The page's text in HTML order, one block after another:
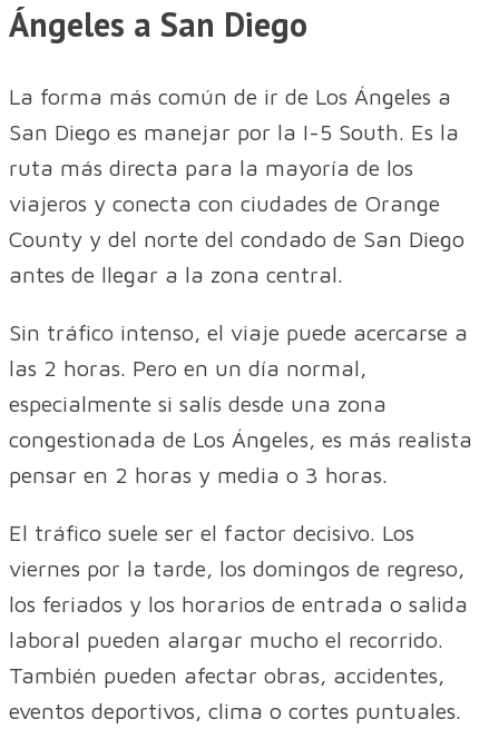
Ángeles a San Diego
La forma más común de ir de Los Ángeles a
San Diego es manejar por la I-5 South. Es la
ruta más directa para la mayoría de los
viajeros y conecta con ciudades de Orange
County y del norte del condado de San Diego
antes de llegar a la zona central.
Sin tráfico intenso, el viaje puede acercarse a
las 2 horas. Pero en un día normal,
especialmente si salís desde una zona
congestionada de Los Ángeles, es más realista
pensar en 2 horas y media o 3 horas.
El tráfico suele ser el factor decisivo. Los
viernes por la tarde, los domingos de regreso,
los feriados y los horarios de entrada o salida
laboral pueden alargar mucho el recorrido.
También pueden afectar obras, accidentes,
eventos deportivos, clima o cortes puntuales.